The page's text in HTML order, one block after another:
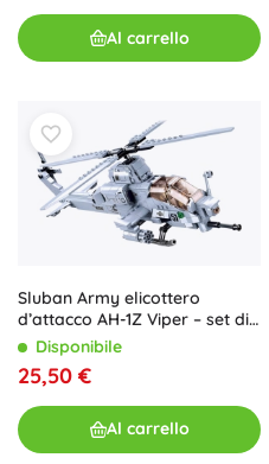
Al carrello
Sluban Army elicottero
d’attacco AH-1Z Viper – set di
costruzione 482 pezzi
Disponibile
25,50 €
Al carrello